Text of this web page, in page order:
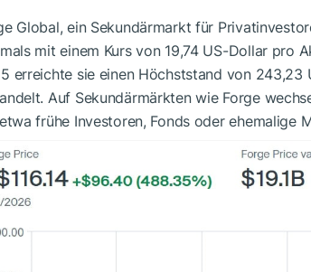
Global, ein Sekundärmarkt für
mit einem Kurs von 19,74 US-Dollar pro
erreichte sie einen Höchststand von
Auf Sekundärmärkten wie Forge
frühe Investoren, Fonds oder ehemalige